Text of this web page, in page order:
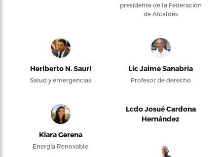
presidente de la Federación
de Alcaldes
Heriberto N. Saurí
Salud y emergencias
Lic Jaime Sanabria
Profesor de derecho
Kiara Gerena
Energía Renovable
Lcdo Josué Cardona
Hernández